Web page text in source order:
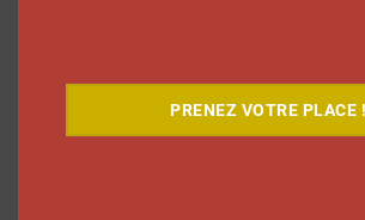
PRENEZ VOTRE PLACE !